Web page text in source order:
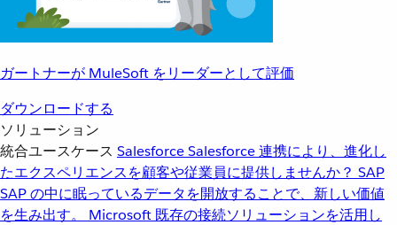
ガートナーが MuleSoft をリーダーとして評価
ダウンロードする
ソリューション
統合ユースケース SalesforceSalesforce 連携により、進化し
たエクスペリエンスを顧客や従業員に提供しませんか？ SAP
SAP の中に眠っているデータを開放することで、新しい価値
を生み出す。
Microsoft 既存の接続ソリューションを活用し